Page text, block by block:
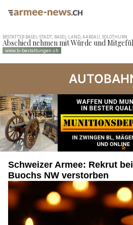
Schweizer Armee: Rekrut
Buochs NW verstorben